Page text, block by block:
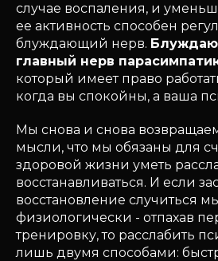
случае воспаления, и
ее активность способен
блуждающий нерв.
главный нерв
который имеет право
когда вы спокойны, а ваша
Мы снова и снова
мысли, что мы обязаны для
здоровой жизни уметь
восстанавливаться. И если
восстановление случиться
физиологически - отпахав
тренировку, то расслабить
лишь двумя способами: